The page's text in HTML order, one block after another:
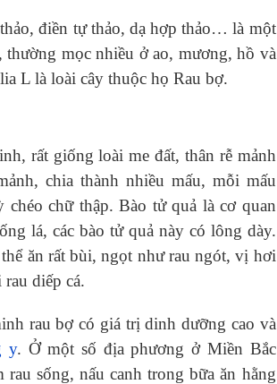
điền tự thảo, dạ hợp thảo… là một
thường mọc nhiều ở ao, mương, hồ và
L là loài cây thuộc họ Rau bợ.
rất giống loài me đất, thân rễ mảnh
chia thành nhiều mấu, mỗi mấu
chữ thập. Bào tử quả là cơ quan
lá, các bào tử quả này có lông dày.
ăn rất bùi, ngọt như rau ngót, vị hơi
diếp cá.
rau bợ có giá trị dinh dưỡng cao và
y. Ở một số địa phương ở Miền Bắc
sống, nấu canh trong bữa ăn hằng